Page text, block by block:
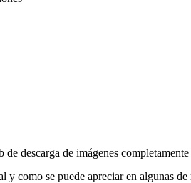
de descarga de imágenes
y como se puede apreciar en algunas